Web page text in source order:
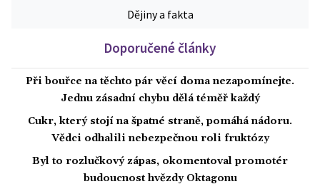
Dějiny a fakta
Doporučené články
Při bouřce na těchto pár věcí doma nezapomínejte.
Jednu zásadní chybu dělá téměř každý
Cukr, který stojí na špatné straně, pomáhá nádoru.
Vědci odhalili nebezpečnou roli fruktózy
Byl to rozlučkový zápas, okomentoval promotér
budoucnost hvězdy Oktagonu